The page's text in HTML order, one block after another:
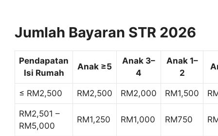
Jumlah Bayaran STR 2026
Pendapatan
Isi Rumah
Anak ≥5
Anak 3–
4
Anak 1–
2
≤ RM2,500 RM2,500 RM2,000 RM1,500
RM2,501 –
RM5,000
RM1,250 RM1,000 RM750